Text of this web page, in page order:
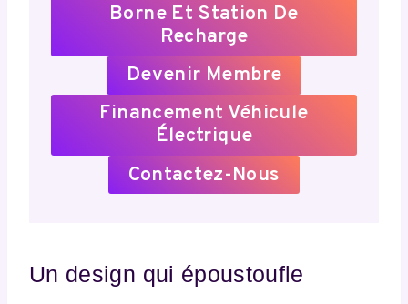
Borne Et Station De
Recharge
Devenir Membre
Financement Véhicule
Électrique
Contactez-Nous
Un design qui époustoufle